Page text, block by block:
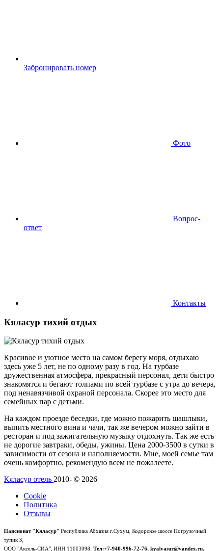
Забронировать номер
Фото
Вопрос-
ответ
Контакты
Кяласур тихий отдых
Красивое и уютное место на самом берегу моря, отдыхаю
здесь уже 5 лет, не по одному разу в год. На турбазе
дружественная атмосфера, прекрасный персонал, дети быстро
знакомятся и бегают толпами по всей турбазе с утра до вечера,
под ненавязчивой охраной персонала. Скорее это место для
семейных пар с детьми.
На каждом проезде беседки, где можно пожарить шашлыки,
выпить местного вина и чачи, так же вечером можно зайти в
ресторан и под зажигательную музыку отдохнуть. Так же есть
не дорогие завтраки, обеды, ужины. Цена 2000-3500 в сутки в
зависимости от сезона и наполняемости. Мне, моей семье там
очень комфортно, рекомендую всем не пожалеете.
Кяласур отель 2010- © 2026
Cookie
Политика
Отзывы
Пансионат "Кяласур" Республика Абхазия г.Сухум, Кодорское шоссе Погрузочный
тупик 3,
ООО "Аксель-СИА", ИНН 11003098, Тел:+7-940-996-72-76, kyalyasur@yandex.ru.